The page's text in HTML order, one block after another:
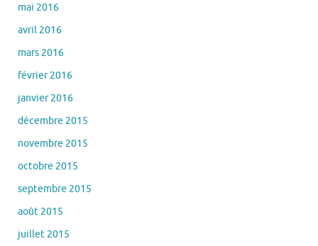
mai 2016
avril 2016
mars 2016
février 2016
janvier 2016
décembre 2015
novembre 2015
octobre 2015
septembre 2015
août 2015
juillet 2015